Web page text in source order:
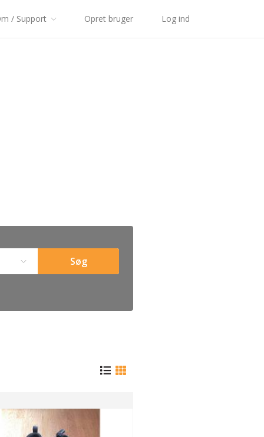
/ Support Opret bruger Log ind
Søg